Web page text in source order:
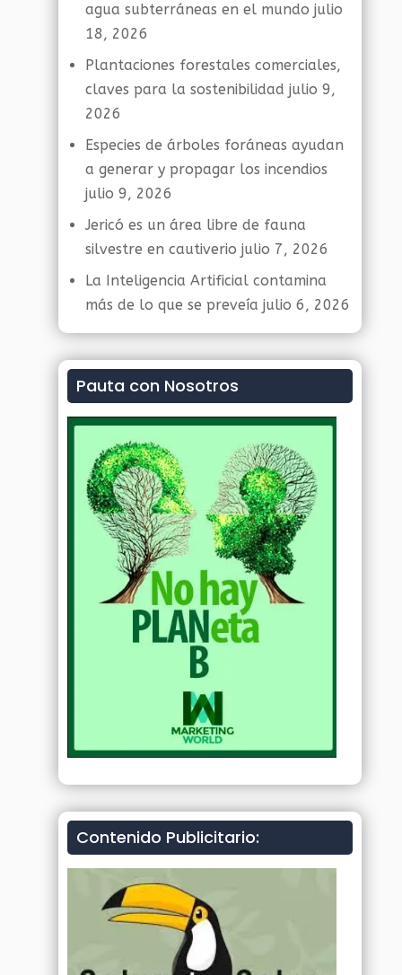
agua subterráneas en el mundo julio
18, 2026
Plantaciones forestales comerciales,
claves para la sostenibilidad julio 9,
2026
Especies de árboles foráneas ayudan
a generar y propagar los incendios
julio 9, 2026
Jericó es un área libre de fauna
silvestre en cautiverio julio 7, 2026
La Inteligencia Artificial contamina
más de lo que se preveía julio 6, 2026
Pauta con Nosotros
Contenido Publicitario: